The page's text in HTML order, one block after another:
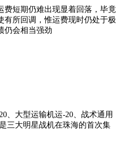
短期仍难出现显着回落，毕竟
所回调，惟运费现时仍处于极
仍会相当强劲
大型运输机运-20、战术通用
是三大明星战机在珠海的首次集